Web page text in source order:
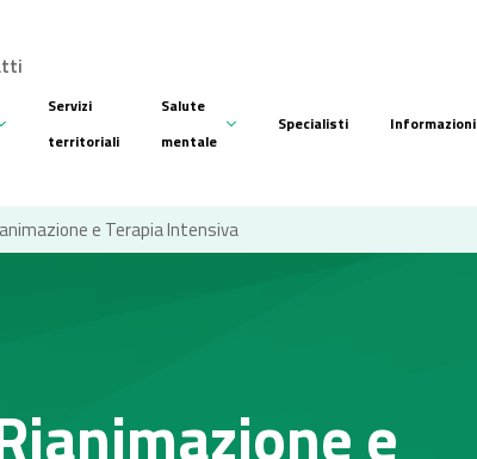
Servizi
territoriali
Salute
mentale
Specialisti Informazioni
e Terapia Intensiva
e